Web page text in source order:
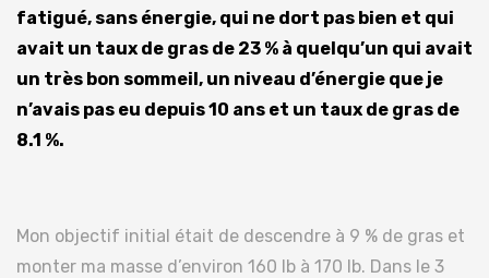
fatigué, sans énergie, qui ne dort pas bien et qui
avait un taux de gras de 23 % à quelqu’un qui avait
un très bon sommeil, un niveau d’énergie que je
n’avais pas eu depuis 10 ans et un taux de gras de
8.1 %.
Mon objectif initial était de descendre à 9 % de gras et
monter ma masse d’environ 160 lb à 170 lb. Dans le 3